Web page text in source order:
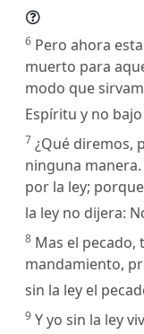
6 Pero ahora
muerto para
modo que
Espíritu y no
7 ¿Qué diremos,
ninguna
por la ley;
la ley no dijera:
8 Mas el
mandamiento,
sin la ley el
9 Y yo sin la ley